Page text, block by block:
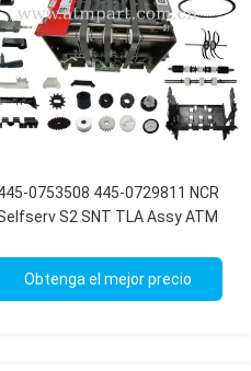
0753508 445-0729811 NCR
S2 SNT TLA Assy ATM
Obtenga el mejor precio